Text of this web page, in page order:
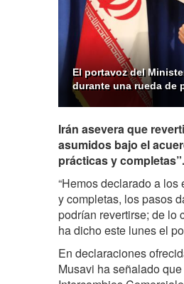
El portavoz del
durante una rueda de
Irán asevera que
asumidos bajo el
prácticas y completas”.
“Hemos declarado a
y completas, los pasos
podrían revertirse; de lo
ha dicho este lunes el
En declaraciones
Musavi ha señalado